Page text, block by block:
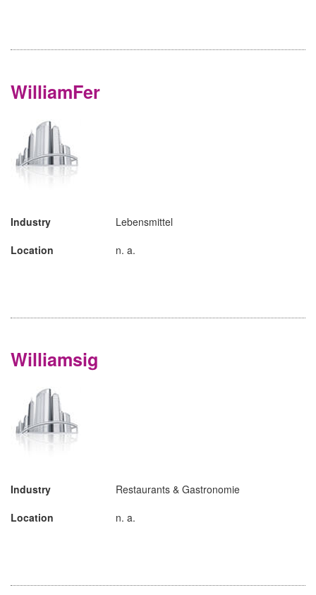
WilliamFer
Industry
Lebensmittel
Location
n. a.
Williamsig
Industry
Restaurants & Gastronomie
Location
n. a.